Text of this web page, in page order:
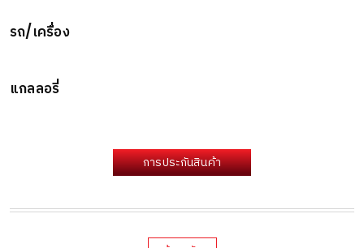
รถ/เครื่อง
แกลลอรี่
การประกันสินค้า